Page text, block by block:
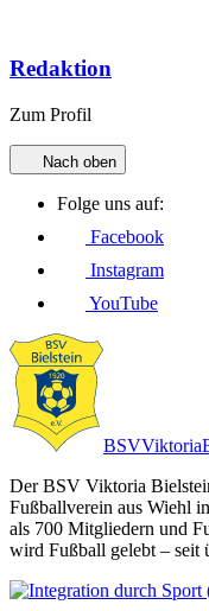
Redaktion
Zum Profil
Nach oben
Folge uns auf:
Facebook
Instagram
YouTube
BSVViktoria
Der BSV Viktoria
Fußballverein aus Wiehl
als 700 Mitgliedern und
wird Fußball gelebt – seit